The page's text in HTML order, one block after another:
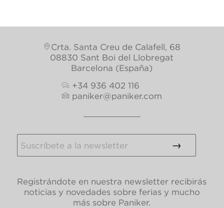
Crta. Santa Creu de Calafell, 68
08830 Sant Boi del Llobregat
Barcelona (España)
+34 936 402 116
paniker@paniker.com
Registrándote en nuestra newsletter recibirás
noticias y novedades sobre ferias y mucho
más sobre Paniker.